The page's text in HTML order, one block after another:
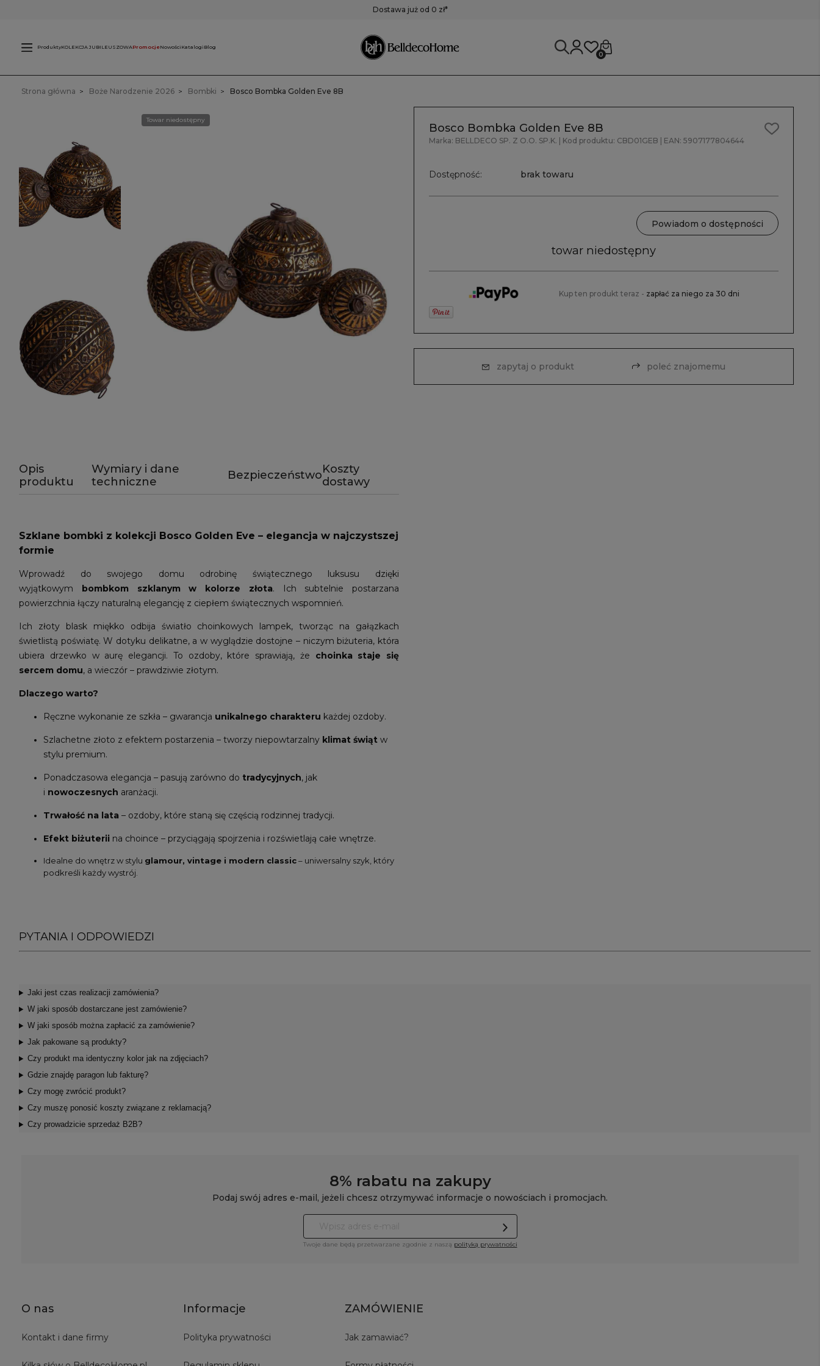
Dostawa już od 0 zł*
ProduktyKOLEKCJA JUBILEUSZOWA PromocjeNowości Katalogi Blog
0
pudełka, koszyki
Strona główna Boże Narodzenie 2026 Bombki Bosco Bombka Golden Eve 8B
Towar niedostępny
Opis
produktu
Wymiary i dane
techniczne
BezpieczeństwoKoszty
dostawy
Szklane bombki z kolekcji Bosco Golden Eve – elegancja w najczystszej
formie
Wprowadź do swojego domu odrobinę świątecznego luksusu dzięki
wyjątkowym bombkom szklanym w kolorze złota. Ich subtelnie postarzana
powierzchnia łączy naturalną elegancję z ciepłem świątecznych wspomnień.
Ich złoty blask miękko odbija światło choinkowych lampek, tworząc na gałązkach
świetlistą poświatę. W dotyku delikatne, a w wyglądzie dostojne – niczym biżuteria, która
ubiera drzewko w aurę elegancji. To ozdoby, które sprawiają, że choinka staje się
sercem domu, a wieczór – prawdziwie złotym.
Dlaczego warto?
Ręczne wykonanie ze szkła – gwarancja unikalnego charakteru każdej ozdoby.
Szlachetne złoto z efektem postarzenia – tworzy niepowtarzalny klimat świąt w
stylu premium.
Ponadczasowa elegancja – pasują zarówno do tradycyjnych, jak
i nowoczesnych aranżacji.
Trwałość na lata – ozdoby, które staną się częścią rodzinnej tradycji.
Efekt biżuterii na choince – przyciągają spojrzenia i rozświetlają całe wnętrze.
Idealne do wnętrz w stylu glamour, vintage i modern classic– uniwersalny szyk, który
podkreśli każdy wystrój.
Bosco Bombka Golden Eve 8B
Marka: BELLDECO SP. Z O.O. SP.K. | Kod produktu: CBD01GEB | EAN: 5907177804644
Dostępność: brak towaru
Powiadom o dostępności
towar niedostępny
Kup ten produkt teraz - zapłać za niego za 30 dni
zapytaj o produkt poleć znajomemu
PYTANIA I ODPOWIEDZI
Jaki jest czas realizacji zamówienia?
W jaki sposób dostarczane jest zamówienie?
W jaki sposób można zapłacić za zamówienie?
Jak pakowane są produkty?
Czy produkt ma identyczny kolor jak na zdjęciach?
Gdzie znajdę paragon lub fakturę?
Czy mogę zwrócić produkt?
Czy muszę ponosić koszty związane z reklamacją?
Czy prowadzicie sprzedaż B2B?
8% rabatu na zakupy
Podaj swój adres e-mail, jeżeli chcesz otrzymywać informacje o nowościach i promocjach.
Twoje dane będą przetwarzane zgodnie z naszą polityką prywatności
O nas
Kontakt i dane firmy
Informacje
Polityka prywatności
ZAMÓWIENIE
Jak zamawiać?